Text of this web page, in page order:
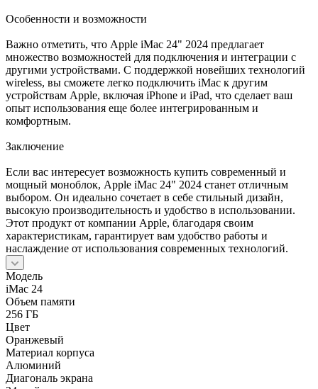
Особенности и возможности
Важно отметить, что Apple iMac 24" 2024 предлагает
множество возможностей для подключения и интеграции с
другими устройствами. С поддержкой новейших технологий
wireless, вы сможете легко подключить iMac к другим
устройствам Apple, включая iPhone и iPad, что сделает ваш
опыт использования еще более интегрированным и
комфортным.
Заключение
Если вас интересует возможность купить современный и
мощный моноблок, Apple iMac 24" 2024 станет отличным
выбором. Он идеально сочетает в себе стильный дизайн,
высокую производительность и удобство в использовании.
Этот продукт от компании Apple, благодаря своим
характеристикам, гарантирует вам удобство работы и
наслаждение от использования современных технологий.
Модель
iMac 24
Объем памяти
256 ГБ
Цвет
Оранжевый
Материал корпуса
Алюминий
Диагональ экрана